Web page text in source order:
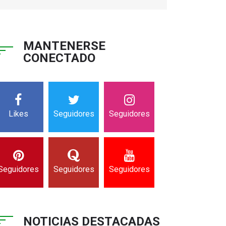
MANTENERSE
CONECTADO
Likes Seguidores Seguidores
Seguidores Seguidores
NOTICIAS DESTACADAS